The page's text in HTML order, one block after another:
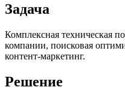
Задача
Комплексная техническая
компании, поисковая
контент-маркетинг.
Решение